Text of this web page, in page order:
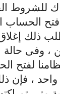
للشروط
فتح
ذلك
، وفى
لفتح
، فإن